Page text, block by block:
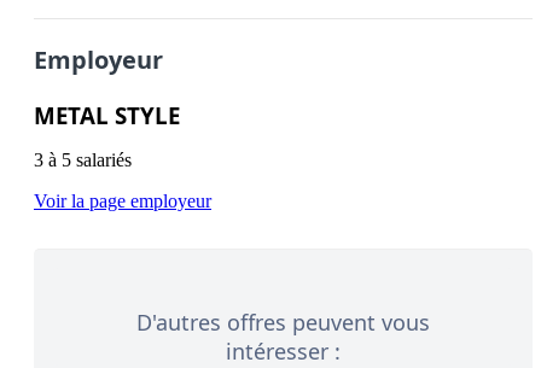
Employeur
METAL STYLE
3 à 5 salariés
Voir la page employeur
D'autres offres peuvent vous
intéresser :